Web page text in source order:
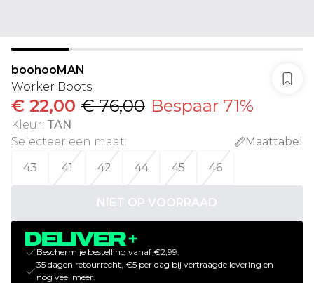
boohooMAN
Worker Boots
€ 22,00 € 76,00 Bespaar 71%
Kleur: TAN
Selecteer een maat:
Maattabel
43
41 42 44 45 46
NIET OP VOORRAAD
Bescherm je bestelling vanaf €2,99.
35 dagen retourrecht, €5 per dag bij vertraagde levering en
nog veel meer.